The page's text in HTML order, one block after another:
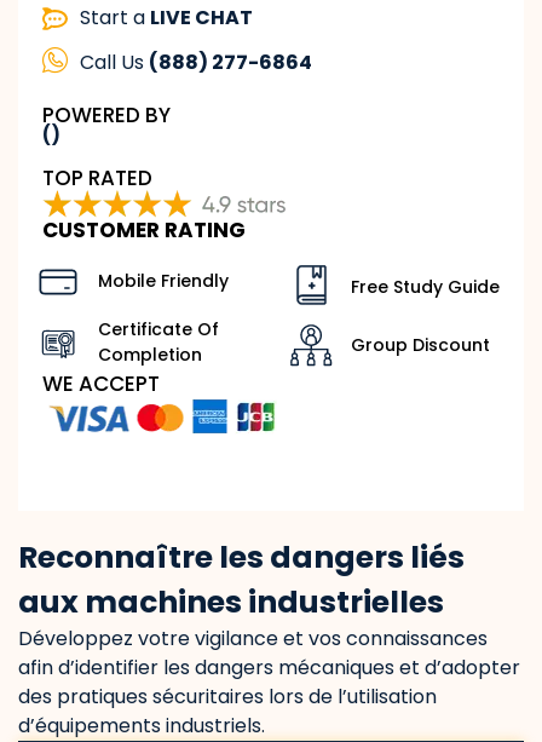
Reconnaître les dangers liés
aux machines industrielles
Développez votre vigilance et vos connaissances
afin d’identifier les dangers mécaniques et d’adopter
des pratiques sécuritaires lors de l’utilisation
d’équipements industriels.
Start a LIVE CHAT
Call Us (888) 277-6864
POWERED BY
()
TOP RATED
CUSTOMER RATING
Mobile Friendly
Certificate Of
Completion
Free Study Guide
Group Discount
WE ACCEPT